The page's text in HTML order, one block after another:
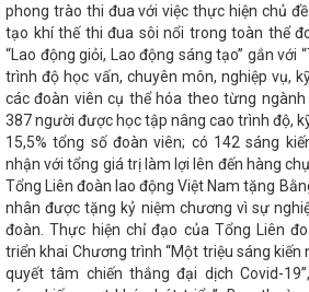
thức vẻ đẹp chính mình” nhân ngày Phụ
đấu và trưởng thành của Quân đội Nhân
động quý I, triển khai nhiệm vụ quý II
BÁO TỔ CHỨC LỄ HỘI CAM VÀ CÁC
số sản xuất công nghiệp Hà Tĩnh tăng
THỐNG NGÀNH CÔNG THƯƠNG
hội: Hoàn thành vị trí việc làm để cải
niệm Ngày Phụ nữ Việt Nam 20/10 tại
nhãn hiệu sản phẩm công nghiệp
triển công nghiệp
Tập đoàn
bị hiện đại
Bộ trưởng Nguyễn Hồng
lực (sửa đổi)
Toàn văn phát biểu
triển khai Nghị quyết số 66 và Nghị
Tĩnh tại Hội nghị kết nối giao thương
phong trào thi đua với việc thực hiện chủ
tạo khí thế thi đua sôi nổi trong toàn thể
“Lao động giỏi, Lao động sáng tạo” gắn với
trình độ học vấn, chuyên môn, nghiệp vụ,
các đoàn viên cụ thể hóa theo từng ngành
387 người được học tập nâng cao trình độ,
15,5% tổng số đoàn viên; có 142 sáng
nhận với tổng giá trị làm lợi lên đến hàng
Tổng Liên đoàn lao động Việt Nam tặng
nhân được tặng kỷ niệm chương vì sự
đoàn. Thực hiện chỉ đạo của Tổng Liên
triển khai Chương trình “Một triệu sáng kiến
quyết tâm chiến thắng đại dịch Covid-